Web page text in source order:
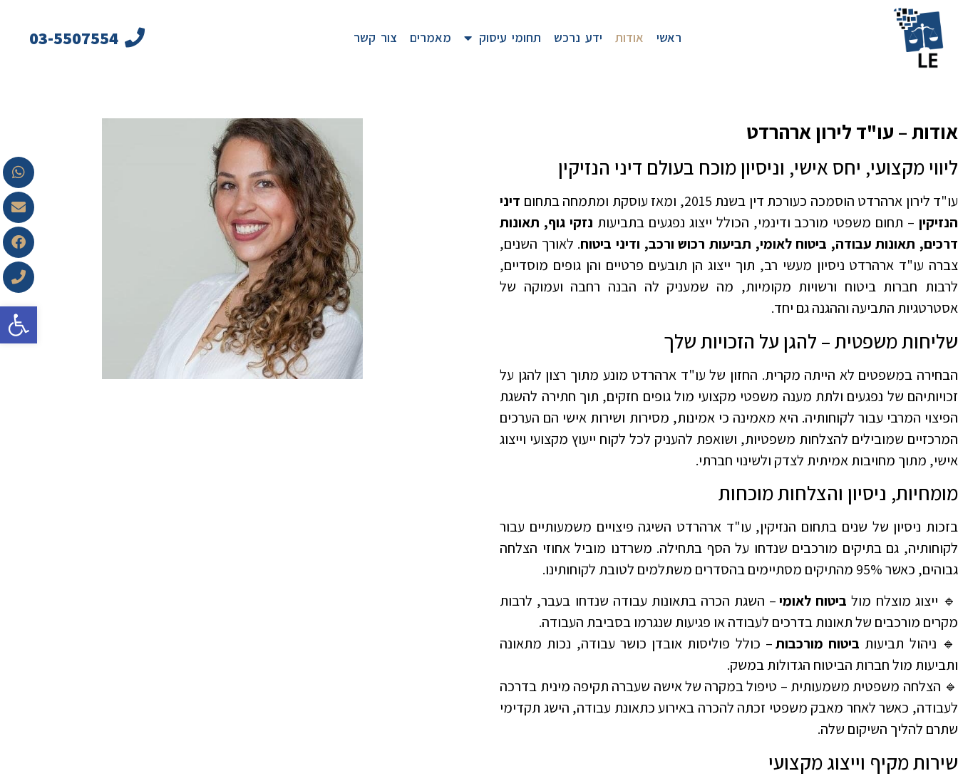
פתח
ראשי אודות ידע נרכש תחומי עיסוק מאמרים צור קשר 03-5507554
אודות – עו"ד לירון ארהרדט
ליווי מקצועי, יחס אישי, וניסיון מוכח בעולם דיני הנזיקין
עו"ד לירון ארהרדט הוסמכה כעורכת דין בשנת 2015, ומאז עוסקת ומתמחה בתחום
דיני
הנזיקין– תחום משפטי מורכב ודינמי, הכולל ייצוג נפגעים בתביעות נזקי גוף, תאונות
דרכים, תאונות עבודה, ביטוח לאומי, תביעות רכוש ורכב, ודיני ביטוח. לאורך השנים,
צברה עו"ד ארהרדט ניסיון מעשי רב, תוך ייצוג הן תובעים פרטיים והן גופים מוסדיים,
לרבות חברות ביטוח ורשויות מקומיות, מה שמעניק לה הבנה רחבה ועמוקה של
אסטרטגיות התביעה וההגנה גם יחד.
שליחות משפטית – להגן על הזכויות שלך
הבחירה במשפטים לא הייתה מקרית. החזון של עו"ד ארהרדט מונע מתוך רצון להגן על
זכויותיהם של נפגעים ולתת מענה משפטי מקצועי מול גופים חזקים, תוך חתירה להשגת
הפיצוי המרבי עבור לקוחותיה. היא מאמינה כי אמינות, מסירות ושירות אישי הם הערכים
המרכזיים שמובילים להצלחות משפטיות, ושואפת להעניק לכל לקוח ייעוץ מקצועי וייצוג
אישי, מתוך מחויבות אמיתית לצדק ולשינוי חברתי.
מומחיות, ניסיון והצלחות מוכחות
בזכות ניסיון של שנים בתחום הנזיקין, עו"ד ארהרדט השיגה פיצויים משמעותיים עבור
לקוחותיה, גם בתיקים מורכבים שנדחו על הסף בתחילה. משרדנו מוביל אחוזי הצלחה
גבוהים, כאשר 95% מהתיקים מסתיימים בהסדרים משתלמים לטובת לקוחותינו.
🔹 ייצוג מוצלח מול ביטוח לאומי– השגת הכרה בתאונות עבודה שנדחו בעבר, לרבות
מקרים מורכבים של תאונות בדרכים לעבודה או פגיעות שנגרמו בסביבת העבודה.
🔹 ניהול תביעות ביטוח מורכבות– כולל פוליסות אובדן כושר עבודה, נכות מתאונה
ותביעות מול חברות הביטוח הגדולות במשק.
🔹 הצלחה משפטית משמעותית – טיפול במקרה של אישה שעברה תקיפה מינית בדרכה
לעבודה, כאשר לאחר מאבק משפטי זכתה להכרה באירוע כתאונת עבודה, הישג תקדימי
שתרם להליך השיקום שלה.
שירות מקיף וייצוג מקצועי